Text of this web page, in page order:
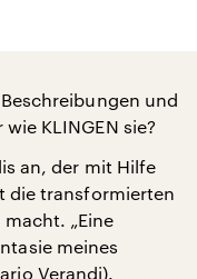
und
KLINGEN sie?
an, der mit Hilfe
die transformierten
„Eine
meines
Verandi).